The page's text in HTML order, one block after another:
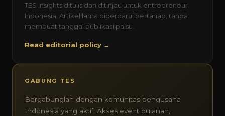
TES Insights ditulis dan ditinjau untuk entrepreneur
Indonesia. Artikel lama diperbarui bertahap, tanpa
membuat tanggal publikasi palsu.
Read editorial policy →
GABUNG TES
Bergabunglah dengan komunitas pengusaha
Indonesia yang aktif. Akses event bulanan,